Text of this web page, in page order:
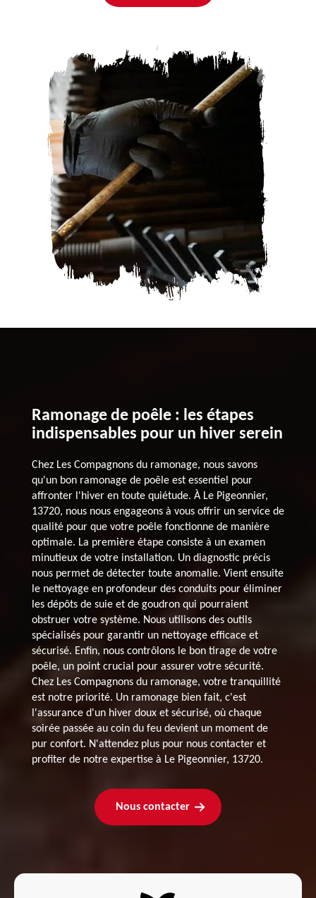
Ramonage de poêle : les étapes
indispensables pour un hiver serein
Chez Les Compagnons du ramonage, nous savons
qu'un bon ramonage de poêle est essentiel pour
affronter l'hiver en toute quiétude. À Le Pigeonnier,
13720, nous nous engageons à vous offrir un service de
qualité pour que votre poêle fonctionne de manière
optimale. La première étape consiste à un examen
minutieux de votre installation. Un diagnostic précis
nous permet de détecter toute anomalie. Vient ensuite
le nettoyage en profondeur des conduits pour éliminer
les dépôts de suie et de goudron qui pourraient
obstruer votre système. Nous utilisons des outils
spécialisés pour garantir un nettoyage efficace et
sécurisé. Enfin, nous contrôlons le bon tirage de votre
poêle, un point crucial pour assurer votre sécurité.
Chez Les Compagnons du ramonage, votre tranquillité
est notre priorité. Un ramonage bien fait, c'est
l'assurance d'un hiver doux et sécurisé, où chaque
soirée passée au coin du feu devient un moment de
pur confort. N'attendez plus pour nous contacter et
profiter de notre expertise à Le Pigeonnier, 13720.
Nous contacter